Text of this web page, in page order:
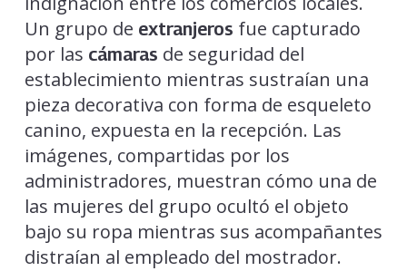
Un grupo de extranjeros fue capturado
por las cámaras de seguridad del
establecimiento mientras sustraían una
pieza decorativa con forma de esqueleto
canino, expuesta en la recepción. Las
imágenes, compartidas por los
administradores, muestran cómo una de
las mujeres del grupo ocultó el objeto
bajo su ropa mientras sus acompañantes
distraían al empleado del mostrador.